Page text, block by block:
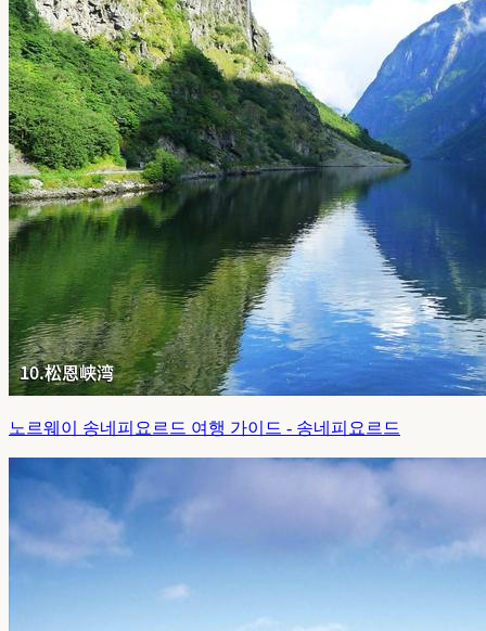
노르웨이 송네피요르드 여행 가이드 - 송네피요르드